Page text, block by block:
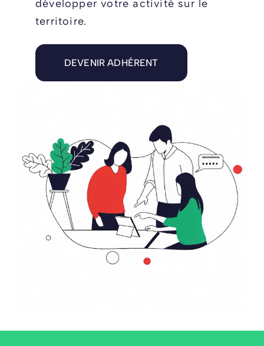
développer votre activité sur le